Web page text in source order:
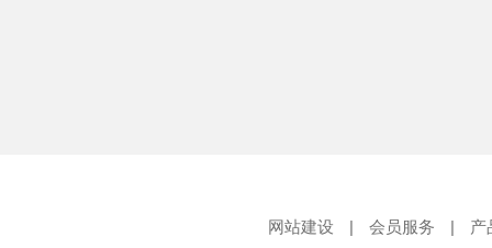
网站建设 | 会员服务 | 产